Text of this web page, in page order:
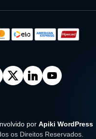
por Apiki WordPress
os Direitos Reservados.